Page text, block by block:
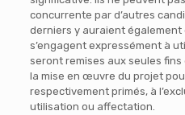
concurrente par d’autres
derniers y auraient
s’engagent expressément à
seront remises aux seules
la mise en œuvre du projet
respectivement primés, à
utilisation ou affectation.